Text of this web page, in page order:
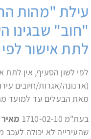
עילת "מהות
"חוב" שבגינו
לתת אישור לפי
לפי לשון הסעיף, אין לתת
(ארנונה/אגרות/חיובים
מאת הבעלים עד למועד
בעת"מ 1710-02-10
מאיר
שהעירייה לא יכולה לעכב